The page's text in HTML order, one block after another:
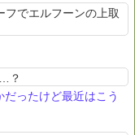
フでエルフーンの上取
？
ったけど最近はこう